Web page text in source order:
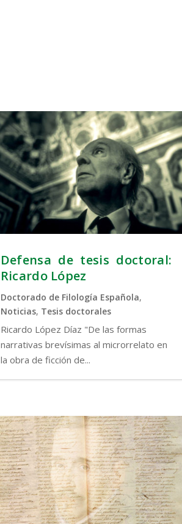
Defensa de tesis doctoral:
Ricardo López
Doctorado de Filología Española,
Noticias, Tesis doctorales
Ricardo López Díaz "De las formas
narrativas brevísimas al microrrelato en
la obra de ficción de...